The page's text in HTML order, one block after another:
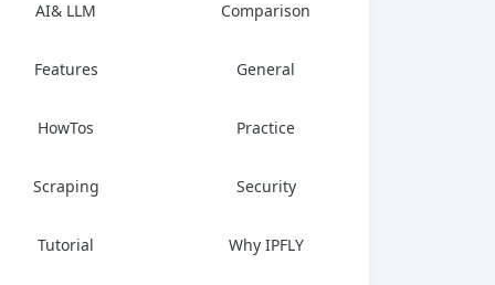
AI& LLM Comparison
Features General
HowTos Practice
Scraping Security
Tutorial Why IPFLY